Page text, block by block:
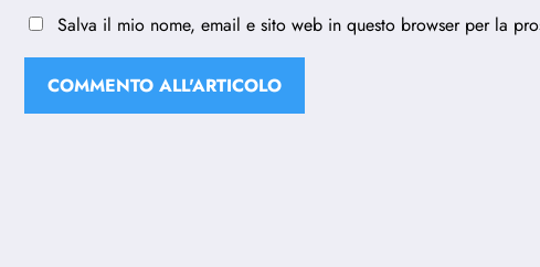
Salva il mio nome, email e sito web in questo browser per la